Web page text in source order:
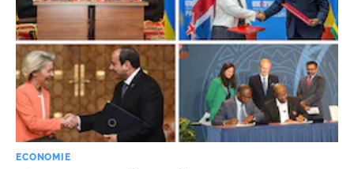
ECONOMIE